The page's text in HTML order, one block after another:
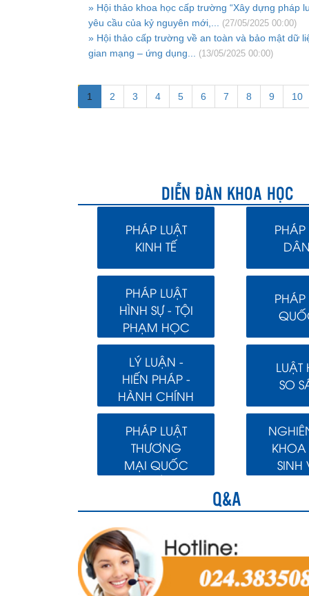
» Hội thảo khoa học cấp trường “Xây dựng pháp
yêu cầu của kỷ nguyên mới,...
(27/05/2025 00:00)
» Hội thảo cấp trường về an toàn và bảo mật dữ
gian mạng – ứng dụng...
(13/05/2025 00:00)
1 2 3 4 5 6 7 8 9 10
DIỄN ĐÀN KHOA HỌC
PHÁP LUẬT
KINH TẾ
PHÁP
PHÁP LUẬT
HÌNH SỰ - TỘI
PHẠM HỌC
PHÁP
LÝ LUẬN -
HIẾN PHÁP -
HÀNH CHÍNH
LUẬT
SO
PHÁP LUẬT
THƯƠNG
MẠI QUỐC
SINH
Q&A